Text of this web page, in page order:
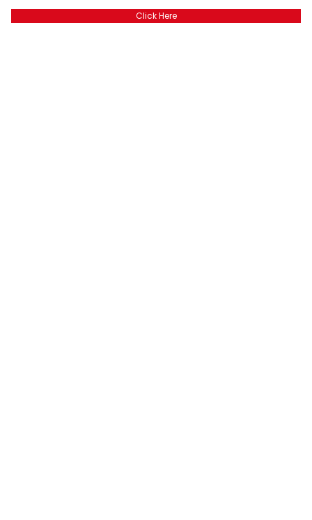
Click Here